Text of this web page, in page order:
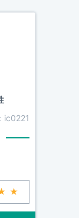
ic0221